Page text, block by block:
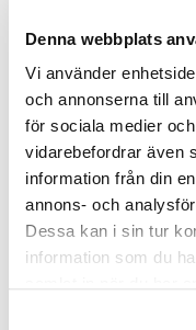
Denna webbplats
Vi använder
och annonserna till
för sociala medier
vidarebefordrar även
information från din
annons- och
Dessa kan i sin tur
information som du
100%
Recenserad avSenait
Senait Habte Tesfay
Betyg *
100%